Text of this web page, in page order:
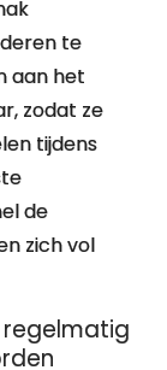
te
aan het
zodat ze
tijdens
de
zich vol
regelmatig